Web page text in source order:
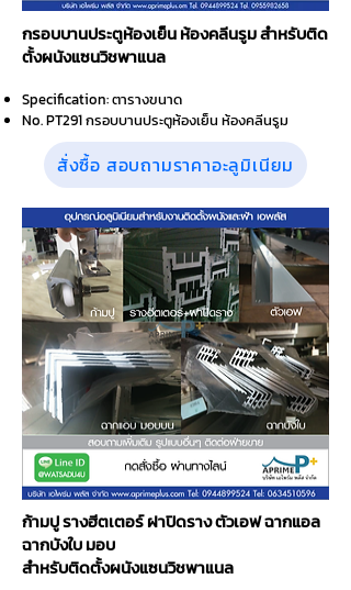
กรอบบานประตูห้องเย็น ห้องคลีนรูม สำหรับติด
ตั้งผนังแซนวิชพาแนล
Specification: ตารางขนาด
No. PT291 กรอบบานประตูห้องเย็น ห้องคลีนรูม
สั่งซื้อ สอบถามราคาอะลูมิเนียม
ก้ามปู รางฮีตเตอร์ ฝาปิดราง ตัวเอฟ ฉากแอล
ฉากบังใบ มอบ
สำหรับติดตั้งผนังแซนวิชพาแนล